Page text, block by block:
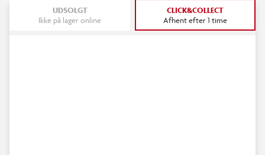
UDSOLGT
Ikke på lager online
CLICK&COLLECT
Afhent efter 1 time